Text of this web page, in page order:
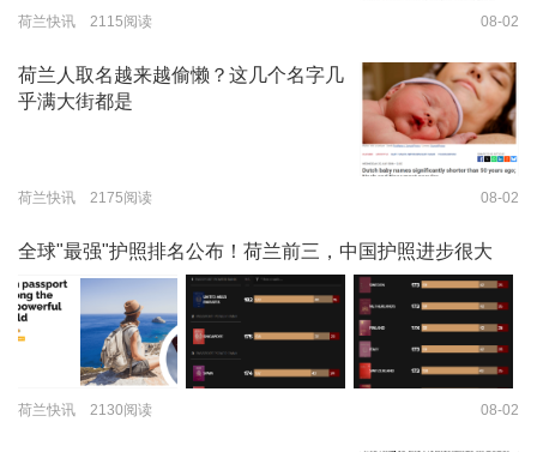
荷兰快讯 2115阅读 08-02
荷兰人取名越来越偷懒？这几个名字几
乎满大街都是
荷兰快讯 2175阅读 08-02
全球"最强"护照排名公布！荷兰前三，中国护照进步很大
荷兰快讯 2130阅读 08-02